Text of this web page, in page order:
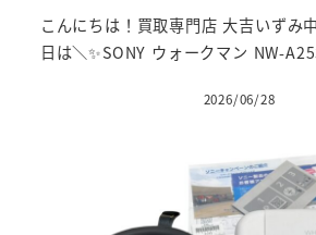
こんにちは！買取専門店 大吉いずみ
日は＼✨SONY ウォークマン NW-
2026/06/28